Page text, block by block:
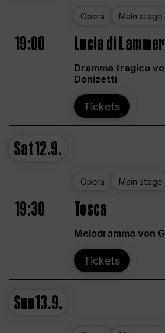
Opera Main stage
19:00 Lucia di
Dramma tragico
Donizetti
Tickets
Sat12.9.
Opera Main stage
19:30 Tosca
Melodramma von
Tickets
Sun13.9.